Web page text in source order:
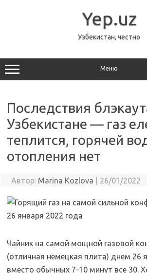
Yep.uz
Узбекистан, честно
Меню
Последствия
Узбекистане — газ
теплится, горячей
отопления нет
Автор: Marina Kozlova 26/01/2022
Чайник на самой мощной газовой
(отличная немецкая плита) днем 26
вместо обычных 7-10 минут все 30.